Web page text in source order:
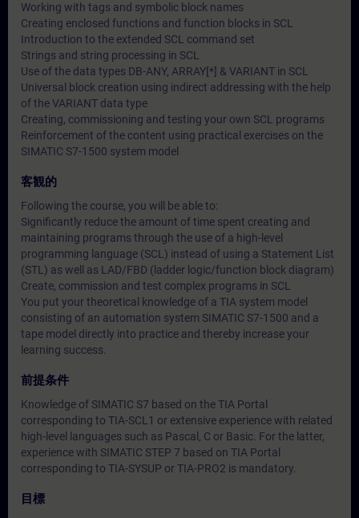
Working with tags and symbolic block names
Creating enclosed functions and function blocks in SCL
Introduction to the extended SCL command set
Strings and string processing in SCL
Use of the data types DB-ANY, ARRAY[*] & VARIANT in SCL
Universal block creation using indirect addressing with the help
of the VARIANT data type
Creating, commissioning and testing your own SCL programs
Reinforcement of the content using practical exercises on the
SIMATIC S7-1500 system model
客観的
Following the course, you will be able to:
Significantly reduce the amount of time spent creating and
maintaining programs through the use of a high-level
programming language (SCL) instead of using a Statement List
(STL) as well as LAD/FBD (ladder logic/function block diagram)
Create, commission and test complex programs in SCL
You put your theoretical knowledge of a TIA system model
consisting of an automation system SIMATIC S7-1500 and a
tape model directly into practice and thereby increase your
learning success.
前提条件
Knowledge of SIMATIC S7 based on the TIA Portal
corresponding to TIA-SCL1 or extensive experience with related
high-level languages such as Pascal, C or Basic. For the latter,
experience with SIMATIC STEP 7 based on TIA Portal
corresponding to TIA-SYSUP or TIA-PRO2 is mandatory.
目標